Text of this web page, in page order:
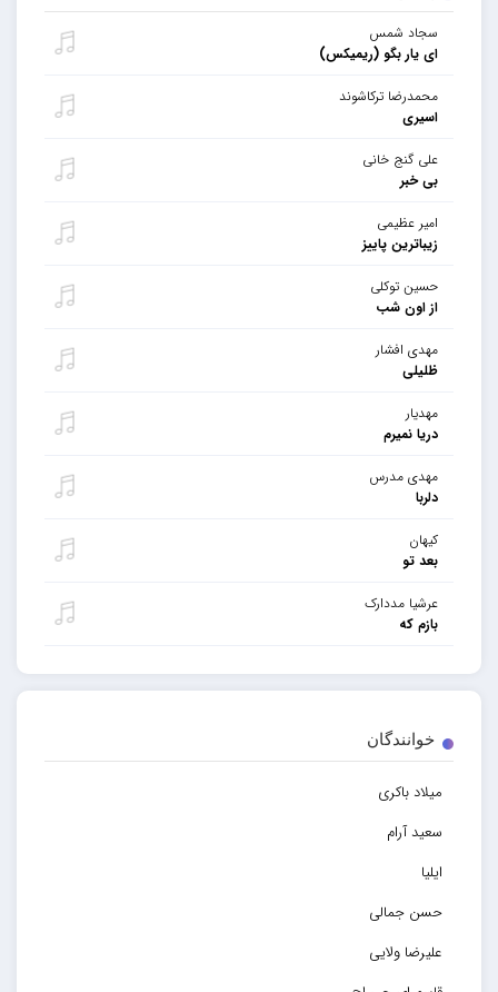
سجاد شمس
ای یار بگو (ریمیکس)
محمدرضا ترکاشوند
اسیری
علی گنج خانی
بی خبر
امیر عظیمی
زیباترین پاییز
حسین توکلی
از اون شب
مهدی افشار
ظلیلی
مهدیار
دریا نمیرم
مهدی مدرس
دلربا
کیهان
بعد تو
عرشیا مددارک
بازم که
خوانندگان
میلاد باکری
سعید آرام
ایلیا
حسن جمالی
علیرضا ولایی